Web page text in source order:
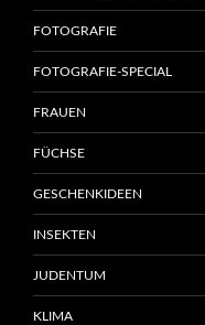
FOTOGRAFIE
FOTOGRAFIE-SPECIAL
FRAUEN
FÜCHSE
GESCHENKIDEEN
INSEKTEN
JUDENTUM
KLIMA